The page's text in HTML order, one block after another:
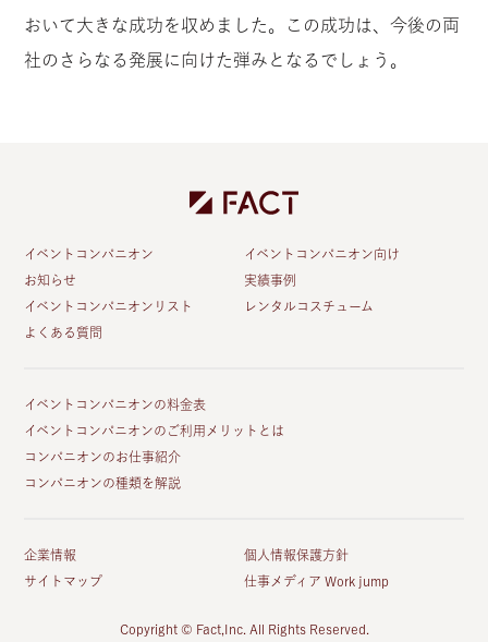
おいて大きな成功を収めました。この成功は、今後の両
社のさらなる発展に向けた弾みとなるでしょう。
イベントコンパニオン
イベントコンパニオン向け
お知らせ
実績事例
イベントコンパニオンリスト
レンタルコスチューム
よくある質問
イベントコンパニオンの料金表
イベントコンパニオンのご利用メリットとは
コンパニオンのお仕事紹介
コンパニオンの種類を解説
企業情報
個人情報保護方針
サイトマップ
仕事メディア Work jump
Copyright © Fact,Inc. All Rights Reserved.